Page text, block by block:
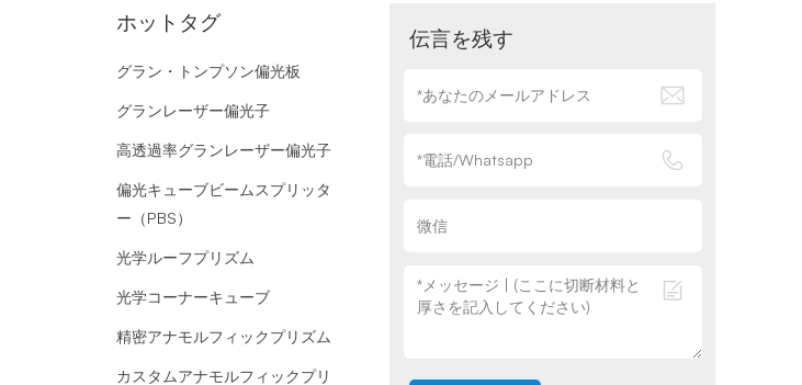
ホットタグ
グラン・トンプソン偏光板
グランレーザー偏光子
高透過率グランレーザー偏光子
偏光キューブビームスプリッタ
ー（PBS）
光学ルーフプリズム
光学コーナーキューブ
精密アナモルフィックプリズム
カスタムアナモルフィックプリ
伝言を残す